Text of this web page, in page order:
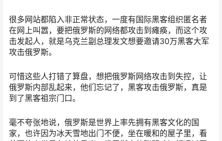
很多网站都陷入非正常状态，一度有国际黑客组织匿名者
在网上叫嚣，要把俄罗斯的网络都攻击到瘫痪，而这个攻
击发起人，就是乌克兰副总理发文想要邀请30万黑客大军
攻击俄罗斯。
可惜这些人打错了算盘，想把俄罗斯网络攻击到失控，让
俄罗斯内部乱起来，他们忘记了，黑客攻击俄罗斯，真是
到了黑客祖宗门口。
毫不夸张地说，俄罗斯是世界上率先拥有黑客文化的国
家，也许因为冰天雪地出门不便，坐在暖和的屋子里，看